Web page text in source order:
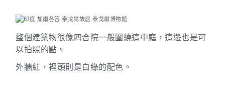
整個建築物很像四合院一般圍繞這中庭，這邊也是可
以拍照的點。
外牆紅，裡頭則是白綠的配色。